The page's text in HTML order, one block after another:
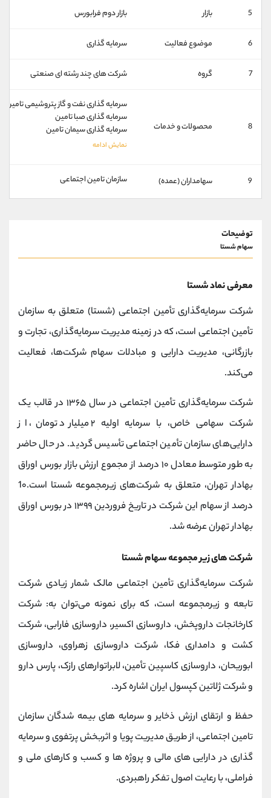
5 بازار بازار دوم فرابورس
6 موضوع فعالیت سرمایه گذاری
7 گروه شرکت های چند رشته ای صنعتی
8 محصولات و خدمات
سرمایه گذاری نفت و گاز پتروشیمی تامین
سرمایه گذاری صبا تامین
سرمایه گذاری سیمان تامین
9 سهامداران (عمده) سازمان تامین اجتماعی
توضیحات
سهام شستا
معرفی نماد شستا
شرکت سرمایه‌گذاری تأمین اجتماعی (شستا) متعلق به سازمان
تأمین اجتماعی است، که در زمینه مدیریت سرمایه‌گذاری، تجارت و
بازرگانی، مدیریت دارایی و مبادلات سهام شرکت‌ها، فعالیت
می‌کند.
شرکت سرمایه‌گذاری تأمین اجتماعی در سال ۱۳۶۵ در قالب یک
شرکت سهامی خاص، با سرمایه اولیه ۲ میلیارد تومان، از
دارایی‌های سازمان تأمین اجتماعی تأسیس گردید. در حال حاضر
به‌ طور متوسط معادل ۱۰ درصد از مجموع ارزش بازار بورس اوراق
بهادار تهران، متعلق به شرکت‌های زیرمجموعه شستا است.1۰
درصد از سهام این شرکت در تاریخ فروردین ۱۳۹۹ در بورس اوراق
بهادار تهران عرضه شد.
شرکت های زیر مجموعه سهام شستا
شرکت سرمایه‌گذاری تأمین اجتماعی مالک شمار زیادی شرکت
تابعه و زیرمجموعه است، که برای نمونه می‌توان به: شرکت
کارخانجات داروپخش، داروسازی اکسیر، داروسازی فارابی، شرکت
کشت و دامداری فکا، شرکت داروسازی زهراوی، داروسازی
ابوریحان، داروسازی کاسپین تأمین، لابراتوارهای رازک، پارس دارو
و شرکت ژلاتین کپسول ایران اشاره کرد.
حفظ و ارتقای ارزش ذخایر و سرمایه های بیمه شدگان سازمان
تامین اجتماعی، از طریق مدیریت پویا و اثربخش پرتفوی و سرمایه
گذاری در دارایی های مالی و پروژه ها و کسب و کارهای ملی و
فراملی، با رعایت اصول تفکر راهبردی.